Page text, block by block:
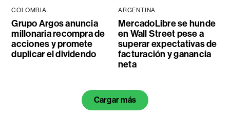
COLOMBIA
Grupo Argos anuncia
millonaria recompra de
acciones y promete
duplicar el dividendo
ARGENTINA
MercadoLibre se hunde
en Wall Street pese a
superar expectativas de
facturación y ganancia
neta
Cargar más